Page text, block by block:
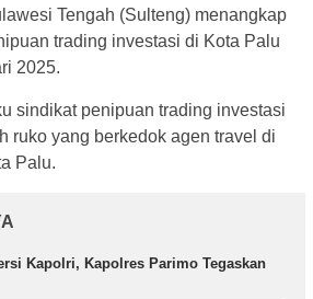
Tengah (Sulteng) menangkap
trading investasi di Kota Palu
2025.
sindikat penipuan trading investasi
ruko yang berkedok agen travel di
Palu.
Kapolri, Kapolres Parimo Tegaskan